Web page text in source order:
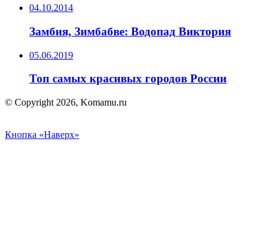
04.10.2014
Замбия, Зимбабве: Водопад Виктория
05.06.2019
Топ самых красивых городов России
© Copyright 2026, Komamu.ru
Кнопка «Наверх»